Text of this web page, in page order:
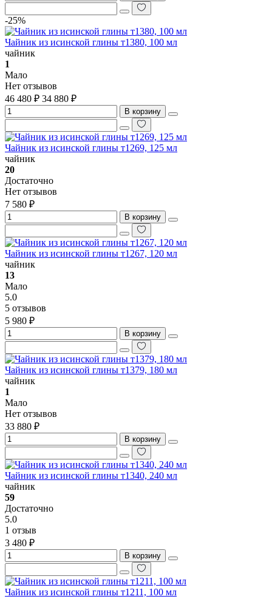
-25%
Чайник из исинской глины т1380, 100 мл
чайник
1
Мало
Нет отзывов
46 480 ₽ 34 880 ₽
В корзину
Чайник из исинской глины т1269, 125 мл
чайник
20
Достаточно
Нет отзывов
7 580 ₽
В корзину
Чайник из исинской глины т1267, 120 мл
чайник
13
Мало
5.0
5 отзывов
5 980 ₽
В корзину
Чайник из исинской глины т1379, 180 мл
чайник
1
Мало
Нет отзывов
33 880 ₽
В корзину
Чайник из исинской глины т1340, 240 мл
чайник
59
Достаточно
5.0
1 отзыв
3 480 ₽
В корзину
Чайник из исинской глины т1211, 100 мл